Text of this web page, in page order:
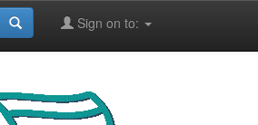
Sign on to: